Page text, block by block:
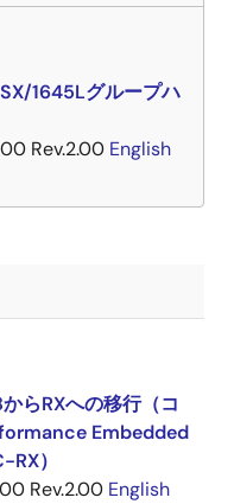
1645Lグループハ
Rev.2.00 English
らRXへの移行（コ
Embedded
）
Rev.2.00 English